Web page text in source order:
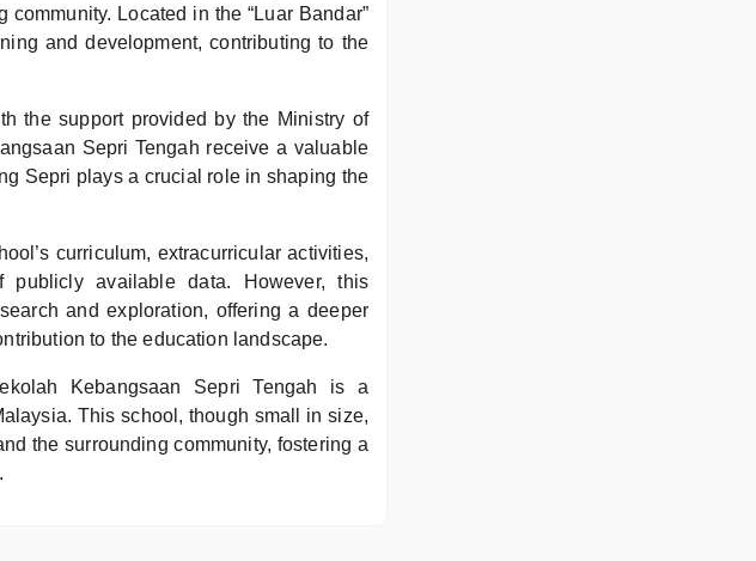
Located in the “Luar Bandar”
and development, contributing to the
the support provided by the Ministry of
Sepri Tengah receive a valuable
Sepri plays a crucial role in shaping the
curriculum, extracurricular activities,
available data. However, this
and exploration, offering a deeper
to the education landscape.
Kebangsaan Sepri Tengah is a
This school, though small in size,
the surrounding community, fostering a